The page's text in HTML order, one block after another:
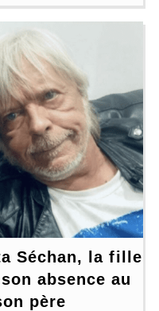
Séchan, la fille
absence au
père